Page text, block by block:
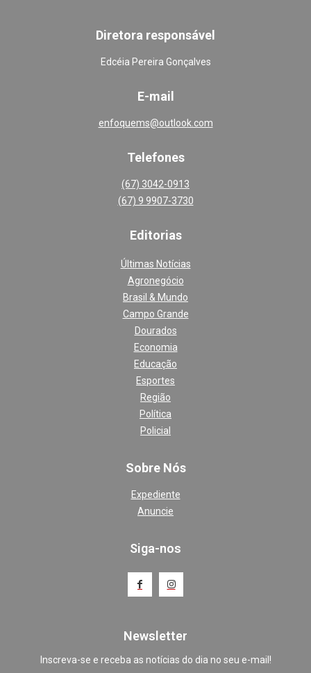
Diretora responsável
Edcéia Pereira Gonçalves
E-mail
enfoquems@outlook.com
Telefones
(67) 3042-0913
(67) 9 9907-3730
Editorias
Últimas Notícias
Agronegócio
Brasil & Mundo
Campo Grande
Dourados
Economia
Educação
Esportes
Região
Política
Policial
Sobre Nós
Expediente
Anuncie
Siga-nos
Newsletter
Inscreva-se e receba as notícias do dia no seu e-mail!